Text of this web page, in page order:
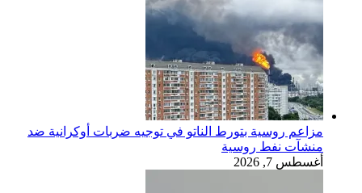
مزاعم روسية بتورط الناتو في توجيه ضربات أوكرانية ضد
منشآت نفط روسية
أغسطس 7, 2026